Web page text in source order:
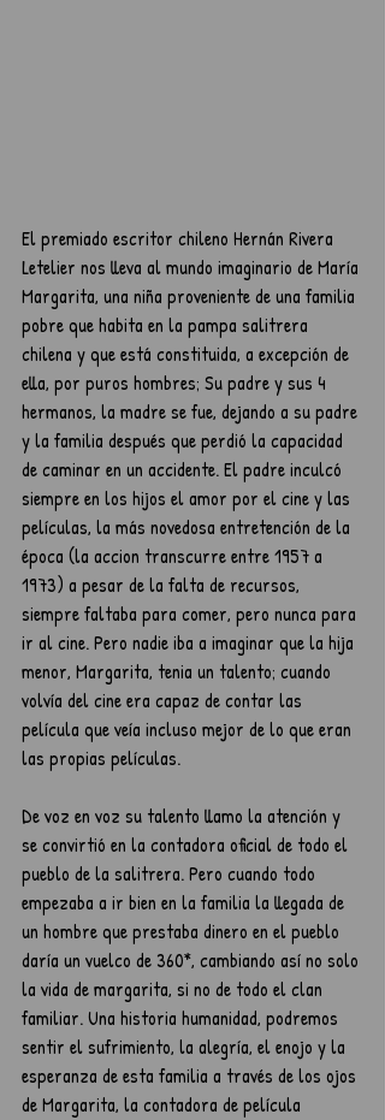
El premiado escritor chileno Hernán Rivera
Letelier nos lleva al mundo imaginario de María
Margarita, una niña proveniente de una familia
pobre que habita en la pampa salitrera
chilena y que está constituida, a excepción de
ella, por puros hombres; Su padre y sus 4
hermanos, la madre se fue, dejando a su padre
y la familia después que perdió la capacidad
de caminar en un accidente. El padre inculcó
siempre en los hijos el amor por el cine y las
películas, la más novedosa entretención de la
época (la accion transcurre entre 1957 a
1973) a pesar de la falta de recursos,
siempre faltaba para comer, pero nunca para
ir al cine. Pero nadie iba a imaginar que la hija
menor, Margarita, tenia un talento; cuando
volvía del cine era capaz de contar las
película que veía incluso mejor de lo que eran
las propias películas.
De voz en voz su talento llamo la atención y
se convirtió en la contadora oficial de todo el
pueblo de la salitrera. Pero cuando todo
empezaba a ir bien en la familia la llegada de
un hombre que prestaba dinero en el pueblo
daría un vuelco de 360*, cambiando así no solo
la vida de margarita, si no de todo el clan
familiar. Una historia humanidad, podremos
sentir el sufrimiento, la alegría, el enojo y la
esperanza de esta familia a través de los ojos
de Margarita, la contadora de película